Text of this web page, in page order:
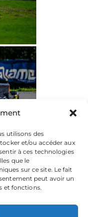
utilisons des
et/ou accéder aux
à ces technologies
que le
sur ce site. Le fait
peut avoir un
et fonctions.